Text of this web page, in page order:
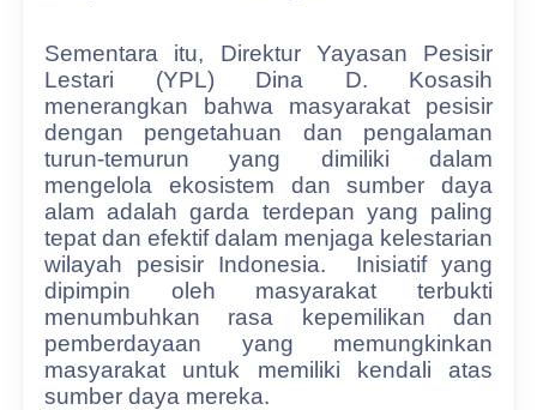
Sementara itu, Direktur Yayasan Pesisir
Lestari (YPL) Dina D. Kosasih
menerangkan bahwa masyarakat pesisir
dengan pengetahuan dan pengalaman
turun-temurun yang dimiliki dalam
mengelola ekosistem dan sumber daya
alam adalah garda terdepan yang paling
tepat dan efektif dalam menjaga kelestarian
wilayah pesisir Indonesia.
Inisiatif yang
dipimpin oleh masyarakat terbukti
menumbuhkan rasa kepemilikan dan
pemberdayaan yang memungkinkan
masyarakat untuk memiliki kendali atas
sumber daya mereka.